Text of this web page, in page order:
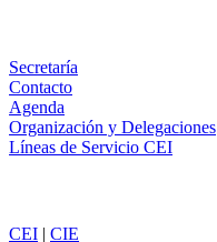
Secretaría
Contacto
Agenda
Organización y Delegaciones
Líneas de Servicio CEI
CEI | CIE